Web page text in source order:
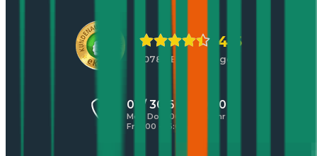
4,5
10783 Bewertungen
01 / 30 60 900 20
Mo - Do 8:00 - 17:00 Uhr
Fr 8:00 - 16:00 Uhr